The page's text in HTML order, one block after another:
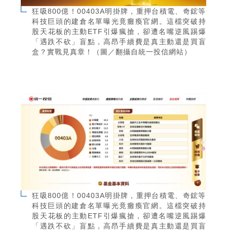
狂吸800億！00403A明掛牌，重押台積電、奇鋐等
科技巨頭的建倉名單曝光竟癱瘓官網。這檔突破持
股天花板的主動ETF引爆瘋搶，卻遭名嘴逆風踢爆
「遇跌不砍」盲點，高昂手續費是真主動還是買盲
盒？實戰見真章！（圖／翻攝自統一投信網站）
狂吸800億！00403A明掛牌，重押台積電、奇鋐等
科技巨頭的建倉名單曝光竟癱瘓官網。這檔突破持
股天花板的主動ETF引爆瘋搶，卻遭名嘴逆風踢爆
「遇跌不砍」盲點，高昂手續費是真主動還是買盲